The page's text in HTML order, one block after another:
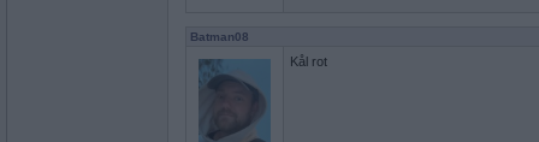
Batman08
Kål rot